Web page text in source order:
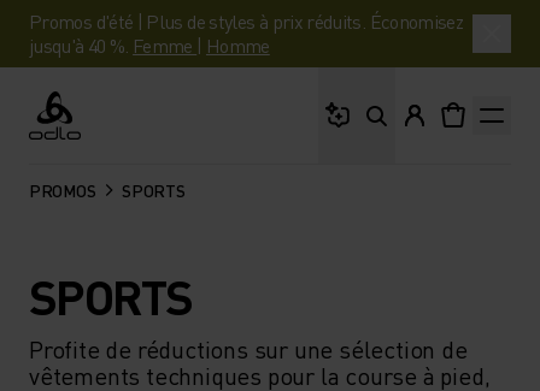
Promos d'été | Plus de styles à prix réduits. Économisez
jusqu'à 40 %. Femme | Homme
Odlo
PROMOS SPORTS
SPORTS
Profite de réductions sur une sélection de
vêtements techniques pour la course à pied,